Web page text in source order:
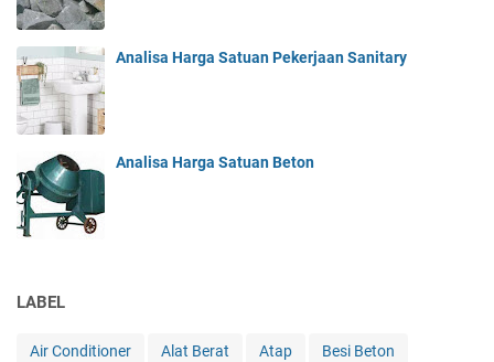
Analisa Harga Satuan Pekerjaan Sanitary
Analisa Harga Satuan Beton
LABEL
Air Conditioner Alat Berat Atap Besi Beton